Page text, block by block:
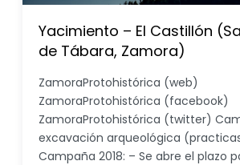
Yacimiento – El Castillón
de Tábara, Zamora)
ZamoraProtohistórica (web)
ZamoraProtohistórica (facebook)
ZamoraProtohistórica (twitter)
excavación arqueológica
Campaña 2018: – Se abre el plazo